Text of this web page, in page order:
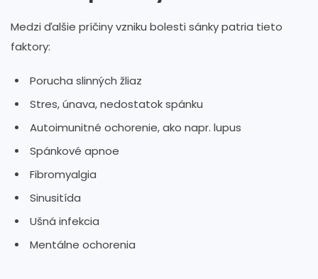
Medzi ďalšie príčiny vzniku bolesti sánky patria tieto
faktory:
Porucha slinných žliaz
Stres, únava, nedostatok spánku
Autoimunitné ochorenie, ako napr. lupus
Spánkové apnoe
Fibromyalgia
Sinusitída
Ušná infekcia
Mentálne ochorenia